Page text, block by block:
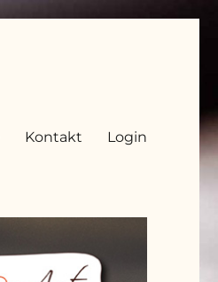
Kontakt Login